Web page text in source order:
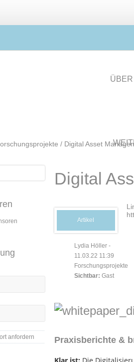
/ Digital Asset
anfordern
Digital
Artikel
Lydia Höller -
11.03.22 11:39
Forschungsprojekte
Sichtbar: Gast
Praxisberichte &